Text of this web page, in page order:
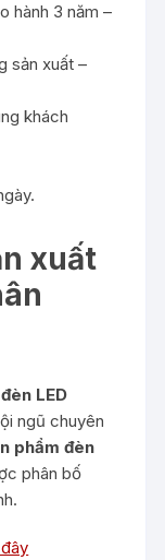
hành 3 năm –
sản xuất –
khách
xuất
LED
ngũ chuyên
phẩm đèn
phân bố